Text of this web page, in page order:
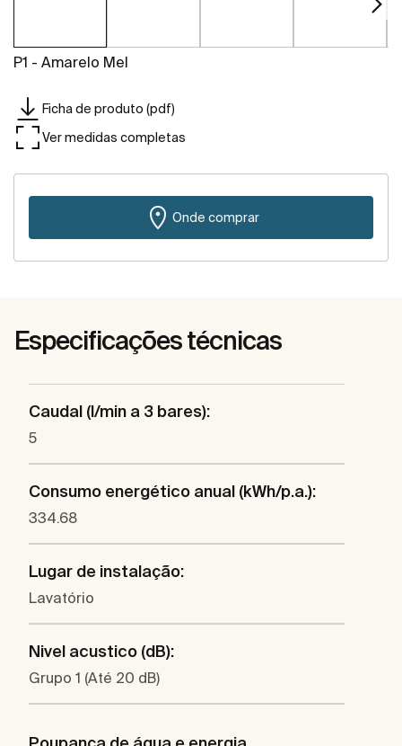
P1 - Amarelo Mel
Ficha de produto (pdf)
Ver medidas completas
Onde comprar
Especificações técnicas
Caudal (l/min a 3 bares):
5
Consumo energético anual (kWh/p.a.):
334.68
Lugar de instalação:
Lavatório
Nivel acustico (dB):
Grupo 1 (Até 20 dB)